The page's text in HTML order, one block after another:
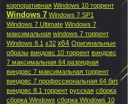
корпоративная Windows 10 торрент
Windows 7 Windows 7 SP1
Windows 7 Ultimate Windows 7
максимальная windows 7 торрент
Windows 8.1 x32 x64 Оригинальные
образы виндовс 10 торрент виндовс
7 максимальная 64 разрядная
виндовс 7 максимальная торрент
виндовс 7 профессиональная 64 бит
виндовс 8.1 торрент русская сборка
сборка Windows сборка Windows 10